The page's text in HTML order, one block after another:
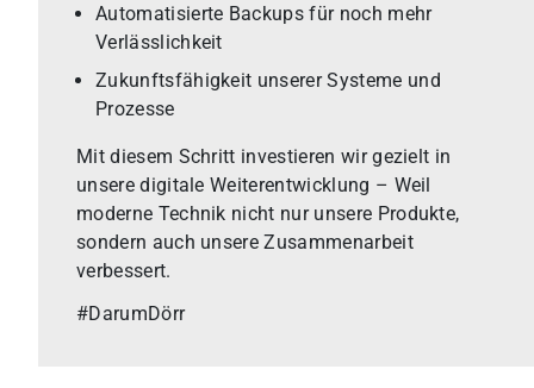
Automatisierte Backups für noch mehr
Verlässlichkeit
Zukunftsfähigkeit unserer Systeme und
Prozesse
Mit diesem Schritt investieren wir gezielt in
unsere digitale Weiterentwicklung – Weil
moderne Technik nicht nur unsere Produkte,
sondern auch unsere Zusammenarbeit
verbessert.
#DarumDörr